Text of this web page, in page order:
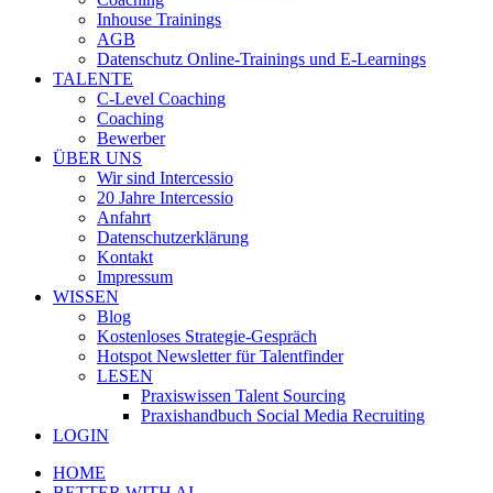
Inhouse Trainings
AGB
Datenschutz Online-Trainings und E-Learnings
TALENTE
C-Level Coaching
Coaching
Bewerber
ÜBER UNS
Wir sind Intercessio
20 Jahre Intercessio
Anfahrt
Datenschutzerklärung
Kontakt
Impressum
WISSEN
Blog
Kostenloses Strategie-Gespräch
Hotspot Newsletter für Talentfinder
LESEN
Praxiswissen Talent Sourcing
Praxishandbuch Social Media Recruiting
LOGIN
HOME